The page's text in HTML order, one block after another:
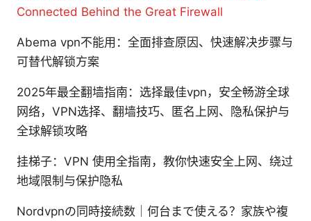
Connected Behind the Great Firewall
Abema vpn不能用：全面排查原因、快速解决步骤与
可替代解锁方案
2025年最全翻墙指南：选择最佳vpn，安全畅游全球
网络，VPN选择、翻墙技巧、匿名上网、隐私保护与
全球解锁攻略
挂梯子：VPN 使用全指南，教你快速安全上网、绕过
地域限制与保护隐私
Nordvpnの同時接続数｜何台まで使える？家族や複